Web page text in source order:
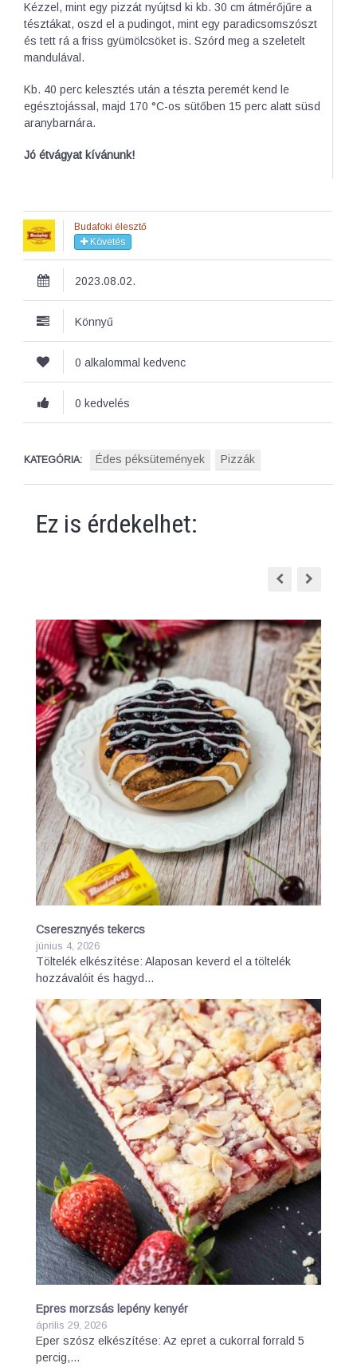
Kézzel, mint egy pizzát nyújtsd ki kb. 30 cm átmérőjűre a
tésztákat, oszd el a pudingot, mint egy paradicsomszószt
és tett rá a friss gyümölcsöket is. Szórd meg a szeletelt
mandulával.
Kb. 40 perc kelesztés után a tészta peremét kend le
egésztojással, majd 170 °C-os sütőben 15 perc alatt süsd
aranybarnára.
Jó étvágyat kívánunk!
Budafoki élesztő
Követés
2023.08.02.
Könnyű
0 alkalommal kedvenc
0 kedvelés
KATEGÓRIA: Édes péksütemények Pizzák
Ez is érdekelhet:
Cseresznyés tekercs
június 4, 2026
Töltelék elkészítése: Alaposan keverd el a töltelék
hozzávalóit és hagyd…
Epres morzsás lepény kenyér
április 29, 2026
Eper szósz elkészítése: Az epret a cukorral forrald 5
percig,…